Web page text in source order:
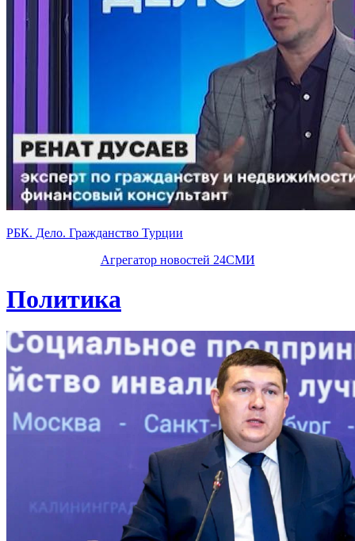
РБК. Дело. Гражданство Турции
Агрегатор новостей 24СМИ
Политика